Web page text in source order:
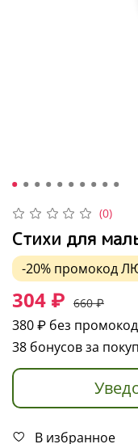
(0)
Стихи для
-20% промокод
304 ₽ 660 ₽
380 ₽ без
38 бонусов за
В избранное